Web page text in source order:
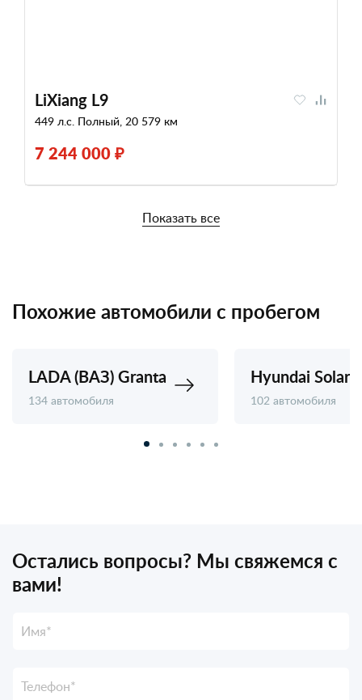
LiXiang L9
449 л.с. Полный, 20 579 км
7 244 000 ₽
Показать все
Похожие автомобили с пробегом
LADA (ВАЗ) Granta
134 автомобиля
Hyundai Solaris
102 автомобиля
Остались вопросы? Мы свяжемся с
вами!